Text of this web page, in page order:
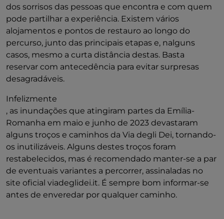
dos sorrisos das pessoas que encontra e com quem
pode partilhar a experiência. Existem vários
alojamentos e pontos de restauro ao longo do
percurso, junto das principais etapas e, nalguns
casos, mesmo a curta distância destas. Basta
reservar com antecedência para evitar surpresas
desagradáveis.
Infelizmente
, as inundações que atingiram partes da Emília-
Romanha em maio e junho de 2023 devastaram
alguns troços e caminhos da Via degli Dei, tornando-
os inutilizáveis. Alguns destes troços foram
restabelecidos, mas é recomendado manter-se a par
de eventuais variantes a percorrer, assinaladas no
site oficial viadeglidei.it. É sempre bom informar-se
antes de enveredar por qualquer caminho.